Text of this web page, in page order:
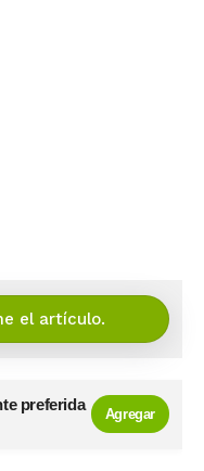
el artículo.
preferida
Agregar